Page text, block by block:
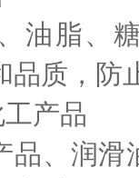
脂、糖
品质，防
产品
、润滑